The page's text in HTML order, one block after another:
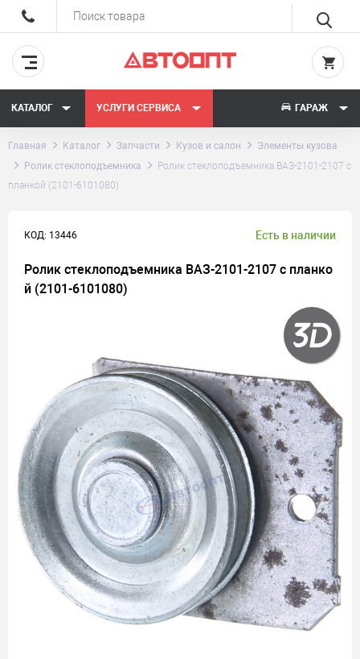
КАТАЛОГ УСЛУГИ СЕРВИСА ГАРАЖ
Главная Каталог Запчасти Кузов и салон
Элементы кузова
Ролик стеклоподъемника
Ролик стеклоподъемника ВАЗ-2101-2107 с
планкой (2101-6101080)
КОД: 13446 Есть в наличии
Ролик стеклоподъемника ВАЗ-2101-2107 с планко
й (2101-6101080)